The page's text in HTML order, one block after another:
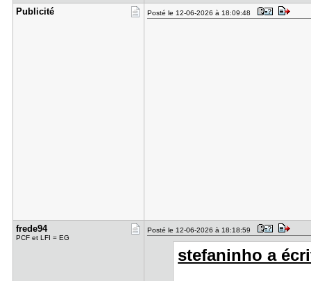
Publicité Posté le 12-06-2026 à 18:09:48
frede94
PCF et LFI = EG
Posté le 12-06-2026 à 18:18:59
stefaninho a